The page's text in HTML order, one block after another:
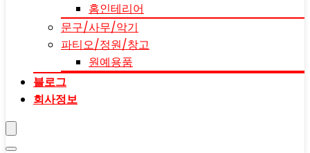
홈인테리어
문구/사무/악기
파티오/정원/창고
원예용품
블로그
회사정보